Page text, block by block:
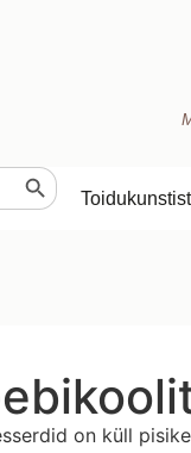
Search Button
on küll